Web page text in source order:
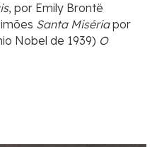
, por Emily Brontë
Santa Misériapor
Nobel de 1939) O